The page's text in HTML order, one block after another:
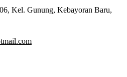
Kel. Gunung, Kebayoran Baru,